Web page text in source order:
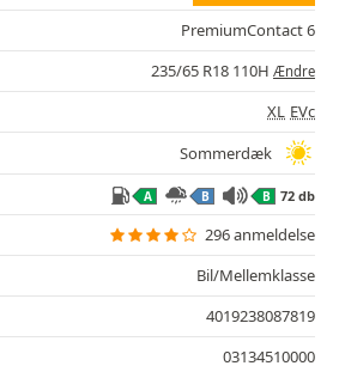
PremiumContact 6
235/65 R18 110H Ændre
XL EVc
Sommerdæk
A B B 72 db
296 anmeldelse
Bil/Mellemklasse
4019238087819
03134510000